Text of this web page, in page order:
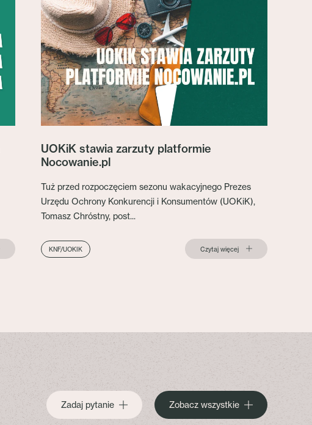
UOKiK stawia zarzuty platformie
Nocowanie.pl
Tuż przed rozpoczęciem sezonu wakacyjnego Prezes
Urzędu Ochrony Konkurencji i Konsumentów (UOKiK),
Tomasz Chróstny, post...
KNF/UOKIK Czytaj więcej
Zadaj pytanie Zobacz wszystkie